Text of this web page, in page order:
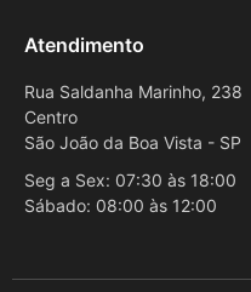
Atendimento
Rua Saldanha Marinho, 238
Centro
São João da Boa Vista - SP
Seg a Sex: 07:30 às 18:00
Sábado: 08:00 às 12:00